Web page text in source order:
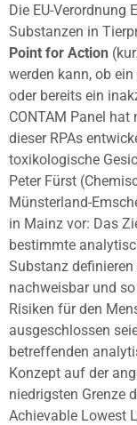
Die EU-Verordnung
Substanzen in
Point for Action
werden kann, ob
oder bereits ein
CONTAM Panel
dieser RPAs
toxikologische
Peter Fürst
Münsterland-
in Mainz vor: Das
bestimmte
Substanz
nachweisbar und
Risiken für den
ausgeschlossen
betreffenden
Konzept auf der
niedrigsten Grenze
Achievable Lowest